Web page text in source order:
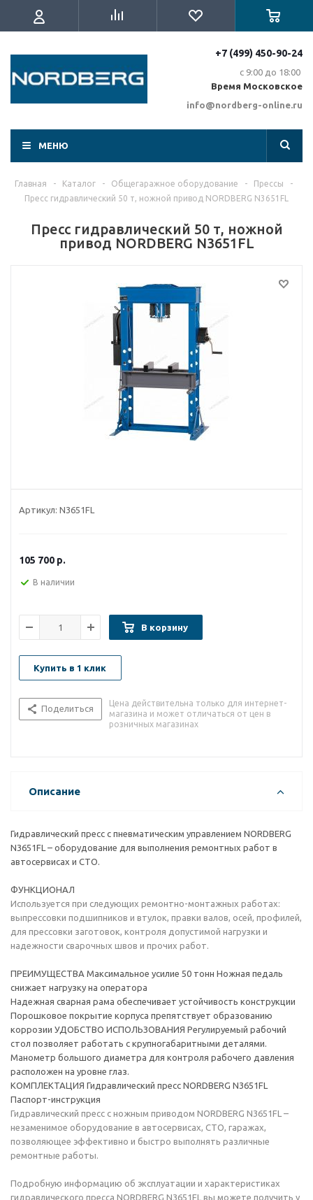
+7 (499) 450-90-24
с 9:00 до 18:00
Время Московское
info@nordberg-online.ru
МЕНЮ
Главная - Каталог - Общегаражное оборудование - Прессы
-
Пресс гидравлический 50 т, ножной привод NORDBERG N3651FL
Пресс гидравлический 50 т, ножной
привод NORDBERG N3651FL
Артикул: N3651FL
105 700 р.
В наличии
В корзину
Купить в 1 клик
Поделиться
Цена действительна только для интернет-
магазина и может отличаться от цен в
розничных магазинах
Описание
Гидравлический пресс с пневматическим управлением NORDBERG
N3651FL – оборудование для выполнения ремонтных работ в
автосервисах и СТО.
ФУНКЦИОНАЛ
Используется при следующих ремонтно-монтажных работах:
выпрессовки подшипников и втулок, правки валов, осей, профилей,
для прессовки заготовок, контроля допустимой нагрузки и
надежности сварочных швов и прочих работ.
ПРЕИМУЩЕСТВА Максимальное усилие 50 тонн Ножная педаль
снижает нагрузку на оператора
Надежная сварная рама обеспечивает устойчивость конструкции
Порошковое покрытие корпуса препятствует образованию
коррозии УДОБСТВО ИСПОЛЬЗОВАНИЯ Регулируемый рабочий
стол позволяет работать с крупногабаритными деталями.
Манометр большого диаметра для контроля рабочего давления
расположен на уровне глаз.
КОМПЛЕКТАЦИЯ Гидравлический пресс NORDBERG N3651FL
Паспорт-инструкция
Гидравлический пресс с ножным приводом NORDBERG N3651FL –
незаменимое оборудование в автосервисах, СТО, гаражах,
позволяющее эффективно и быстро выполнять различные
ремонтные работы.
Подробную информацию об эксплуатации и характеристиках
гидравлического пресса NORDBERG N3651FL вы можете получить у